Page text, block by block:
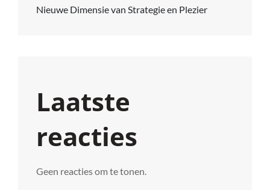
Nieuwe Dimensie van Strategie en Plezier
Laatste
reacties
Geen reacties om te tonen.